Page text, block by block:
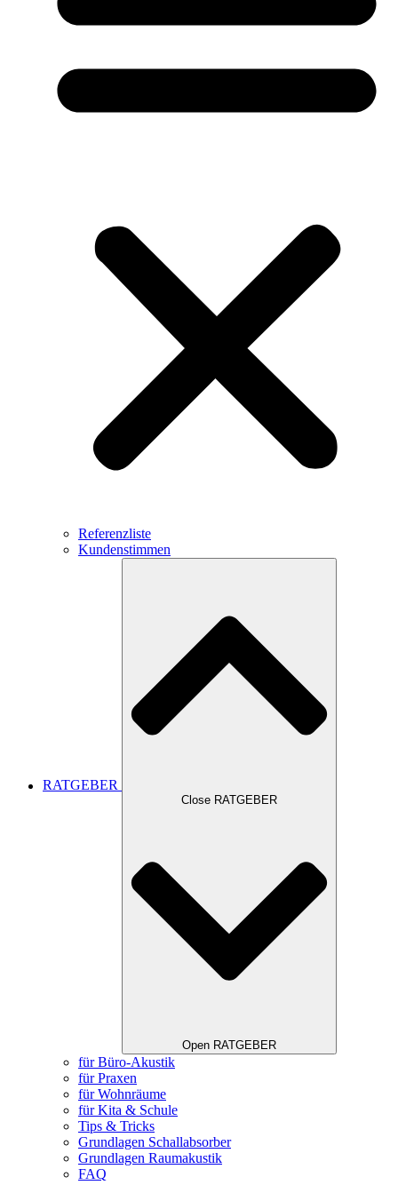
Referenzliste
Kundenstimmen
RATGEBER
Close RATGEBER
Open RATGEBER
für Büro-Akustik
für Praxen
für Wohnräume
für Kita & Schule
Tips & Tricks
Grundlagen Schallabsorber
Grundlagen Raumakustik
FAQ